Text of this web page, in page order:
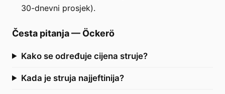
30-dnevni prosjek).
Česta pitanja— Öckerö
Kako se određuje cijena struje?
Kada je struja najjeftinija?